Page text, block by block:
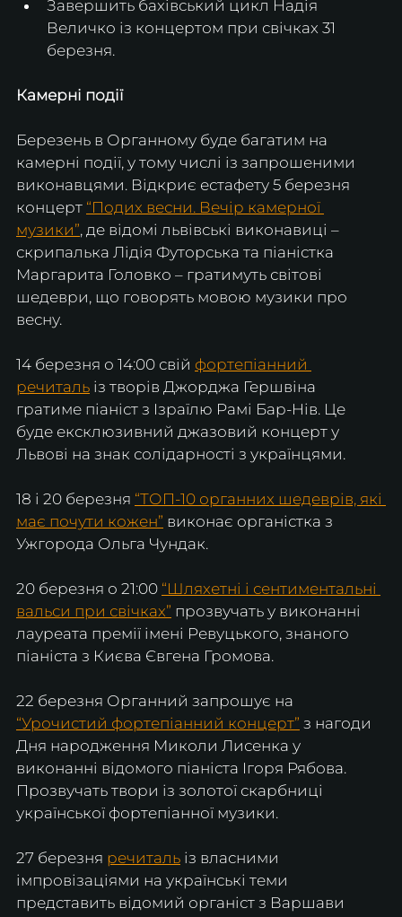
Завершить бахівський цикл Надія
Величко із концертом при свічках 31
березня.
Камерні події
Березень в Органному буде багатим на
камерні події, у тому числі із запрошеними
виконавцями. Відкриє естафету 5 березня
концерт “Подих весни. Вечір камерної
музики”, де відомі львівські виконавиці –
скрипалька Лідія Футорська та піаністка
Маргарита Головко – гратимуть світові
шедеври, що говорять мовою музики про
весну.
14 березня о 14:00 свій фортепіанний
речиталь із творів Джорджа Гершвіна
гратиме піаніст з Ізраїлю Рамі Бар-Нів. Це
буде ексклюзивний джазовий концерт у
Львові на знак солідарності з українцями.
18 і 20 березня “ТОП-10 органних шедеврів, які
має почути кожен” виконає органістка з
Ужгорода Ольга Чундак.
20 березня о 21:00 “Шляхетні і сентиментальні
вальси при свічках” прозвучать у виконанні
лауреата премії імені Ревуцького, знаного
піаніста з Києва Євгена Громова.
22 березня Органний запрошує на
“Урочистий фортепіанний концерт” з нагоди
Дня народження Миколи Лисенка у
виконанні відомого піаніста Ігоря Рябова.
Прозвучать твори із золотої скарбниці
української фортепіанної музики.
27 березня речиталь із власними
імпровізаціями на українські теми
представить відомий органіст з Варшави